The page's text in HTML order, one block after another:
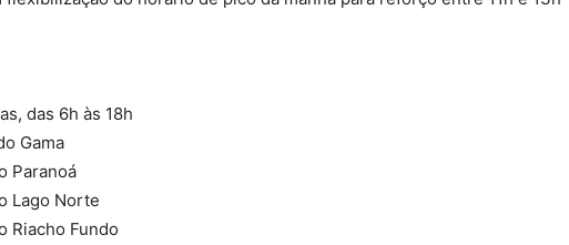
das 6h às 18h
Gama
Paranoá
Lago Norte
Riacho Fundo